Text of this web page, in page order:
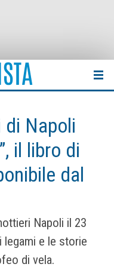
di Napoli
il libro di
dal
Napoli il 23
legami e le storie
di vela.